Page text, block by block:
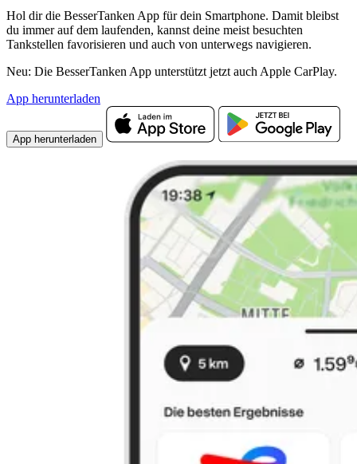
Hol dir die BesserTanken App für dein Smartphone. Damit bleibst
du immer auf dem laufenden, kannst deine meist besuchten
Tankstellen favorisieren und auch von unterwegs navigieren.
Neu: Die BesserTanken App unterstützt jetzt auch Apple CarPlay.
App herunterladen
App herunterladen